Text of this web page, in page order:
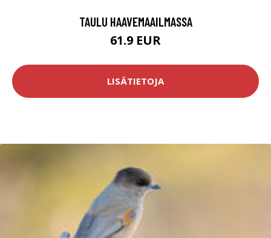
TAULU HAAVEMAAILMASSA
61.9 EUR
LISÄTIETOJA